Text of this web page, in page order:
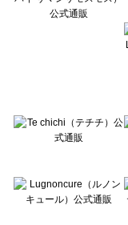
Wpc.（ワールドパーティー